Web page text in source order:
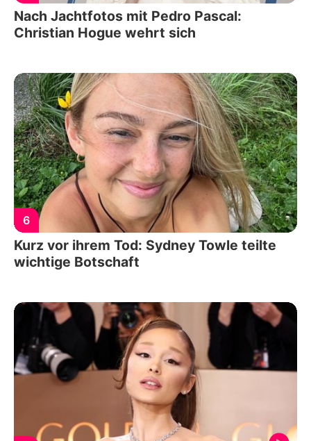
Nach Jachtfotos mit Pedro Pascal:
Christian Hogue wehrt sich
6
Kurz vor ihrem Tod: Sydney Towle teilte
wichtige Botschaft